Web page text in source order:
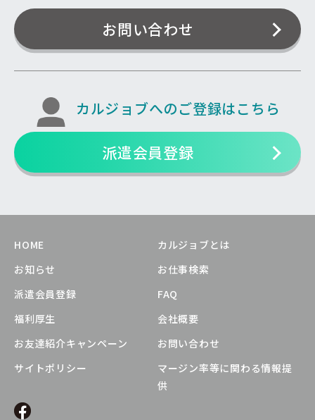
お問い合わせ
カルジョブへのご登録はこちら
派遣会員登録
HOME
カルジョブとは
お知らせ
お仕事検索
派遣会員登録
FAQ
福利厚生
会社概要
お友達紹介キャンペーン
お問い合わせ
サイトポリシー
マージン率等に関わる情報提
供